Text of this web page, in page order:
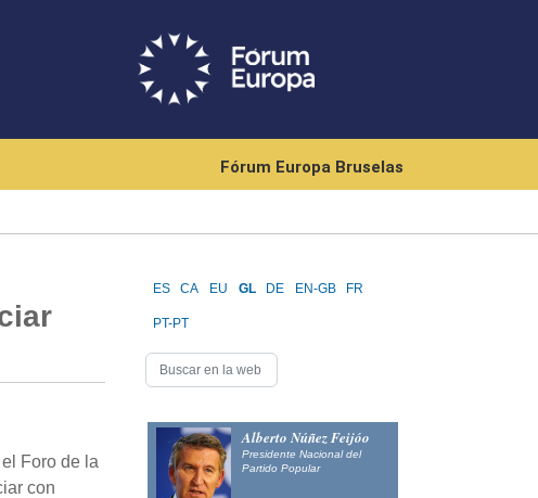
Fórum Europa Bruselas
Foro de la
con
ES CA EU GL DE EN-GB FR
PT-PT
Alberto Núñez Feijóo
Presidente Nacional del
Partido Popular